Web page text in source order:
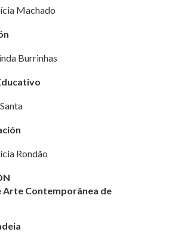
Machado
Burrinhas
Rondão
Arte Contemporânea de